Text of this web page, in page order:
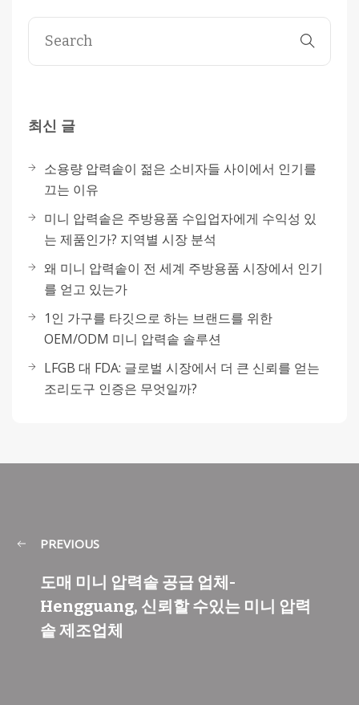
최신 글
소용량 압력솥이 젊은 소비자들 사이에서 인기를
끄는 이유
미니 압력솥은 주방용품 수입업자에게 수익성 있
는 제품인가? 지역별 시장 분석
왜 미니 압력솥이 전 세계 주방용품 시장에서 인기
를 얻고 있는가
1인 가구를 타깃으로 하는 브랜드를 위한
OEM/ODM 미니 압력솥 솔루션
LFGB 대 FDA: 글로벌 시장에서 더 큰 신뢰를 얻는
조리도구 인증은 무엇일까?
PREVIOUS
도매 미니 압력솥 공급 업체-
Hengguang, 신뢰할 수있는 미니 압력
솥 제조업체